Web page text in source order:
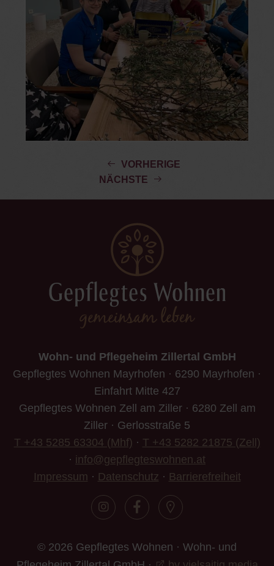
VORHERIGE
NÄCHSTE
Wohn- und Pflegeheim Zillertal GmbH
Gepflegtes Wohnen Mayrhofen · 6290 Mayrhofen ·
Einfahrt Mitte 427
Gepflegtes Wohnen Zell am Ziller · 6280 Zell am
Ziller · Gerlosstraße 5
T +43 5285 63304 (Mhf) · T +43 5282 21875 (Zell)
· info@gepflegteswohnen.at
Impressum · Datenschutz · Barrierefreiheit
© 2026 Gepflegtes Wohnen · Wohn- und